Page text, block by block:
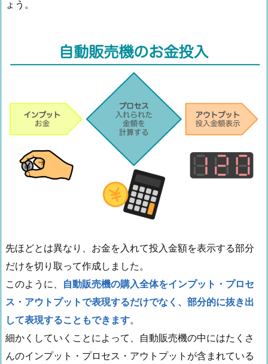
ょう。
先ほどとは異なり、お金を入れて投入金額を表示する部分
だけを切り取って作成しました。
このように、 自動販売機の購入全体をインプット・プロセ
ス・アウトプットで表現するだけでなく、部分的に抜き出
して表現することもできます。
細かくしていくことによって、自動販売機の中にはたくさ
んのインプット・プロセス・アウトプットが含まれている